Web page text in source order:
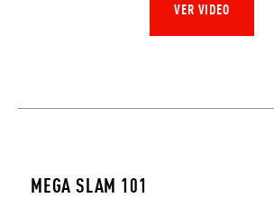
VER VIDEO
MEGA SLAM 101